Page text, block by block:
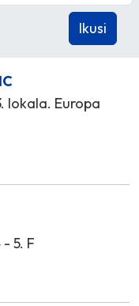
lokala. Europa
5. F